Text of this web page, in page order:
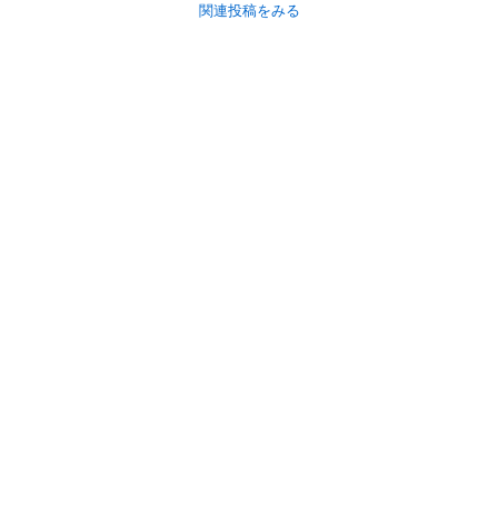
関連投稿をみる